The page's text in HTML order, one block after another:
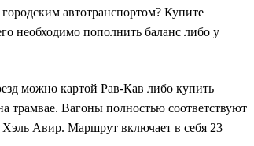
автотранспортом? Купите
необходимо пополнить баланс либо у
можно картой Рав-Кав либо купить
трамвае. Вагоны полностью соответствуют
Авир. Маршрут включает в себя 23